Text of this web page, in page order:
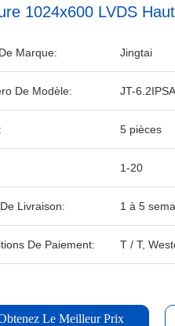
1024x600 LVDS
Marque: Jingtai
De Modèle: JT-
5 pièces
1-20
Livraison: 1 à 5
De Paiement: T / T,
Le Meilleur Prix